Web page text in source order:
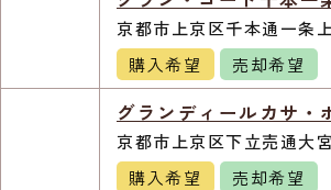
京都市上京区千本通一条
購入希望
売却希望
グランディールカサ・
京都市上京区下立売通大
購入希望
売却希望